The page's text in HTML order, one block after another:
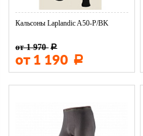
Кальсоны Laplandic A50-P/BK
от 1 970 Р
от 1 190 Р